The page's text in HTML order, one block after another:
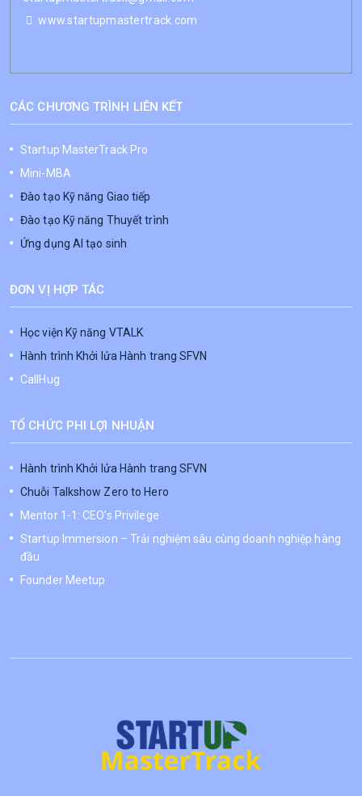
www.startupmastertrack.com
CÁC CHƯƠNG TRÌNH LIÊN KẾT
Startup MasterTrack Pro
Mini-MBA
Đào tạo Kỹ năng Giao tiếp
Đào tạo Kỹ năng Thuyết trình
Ứng dụng AI tạo sinh
ĐƠN VỊ HỢP TÁC
Học viện Kỹ năng VTALK
Hành trình Khởi lửa Hành trang SFVN
CallHug
TỔ CHỨC PHI LỢI NHUẬN
Hành trình Khởi lửa Hành trang SFVN
Chuỗi Talkshow Zero to Hero
Mentor 1-1: CEO’s Privilege
Startup Immersion – Trải nghiệm sâu cùng doanh nghiệp hàng
đầu
Founder Meetup